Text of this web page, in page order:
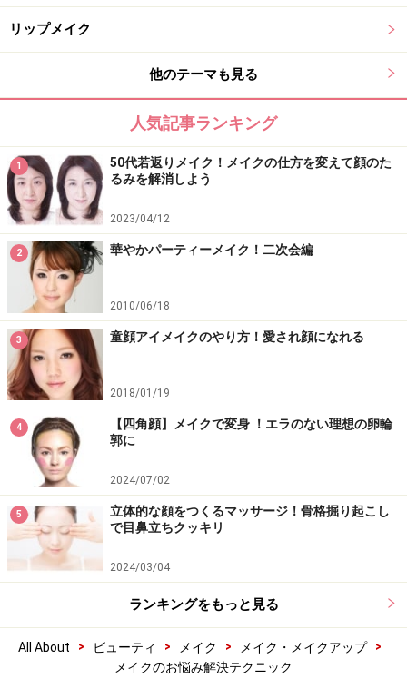
リップメイク
他のテーマも見る
人気記事ランキング
1
50代若返りメイク！メイクの仕方を変えて顔のた
るみを解消しよう
2023/04/12
2 華やかパーティーメイク！二次会編
2010/06/18
3 童顔アイメイクのやり方！愛され顔になれる
2018/01/19
4
【四角顔】メイクで変身 ！エラのない理想の卵輪
郭に
2024/07/02
5
立体的な顔をつくるマッサージ！骨格掘り起こし
で目鼻立ちクッキリ
2024/03/04
ランキングをもっと見る
All About > ビューティ > メイク > メイク・メイクアップ
>
メイクのお悩み解決テクニック